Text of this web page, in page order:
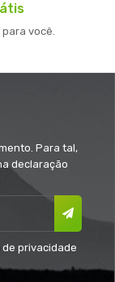
você.
Para tal,
declaração
privacidade